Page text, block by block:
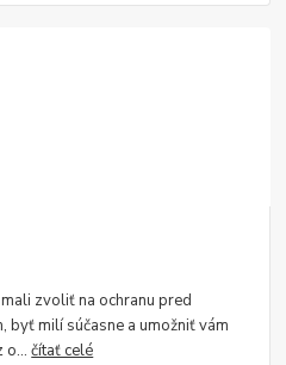
zvoliť na ochranu pred
byť milí súčasne a umožniť vám
o...čítať celé